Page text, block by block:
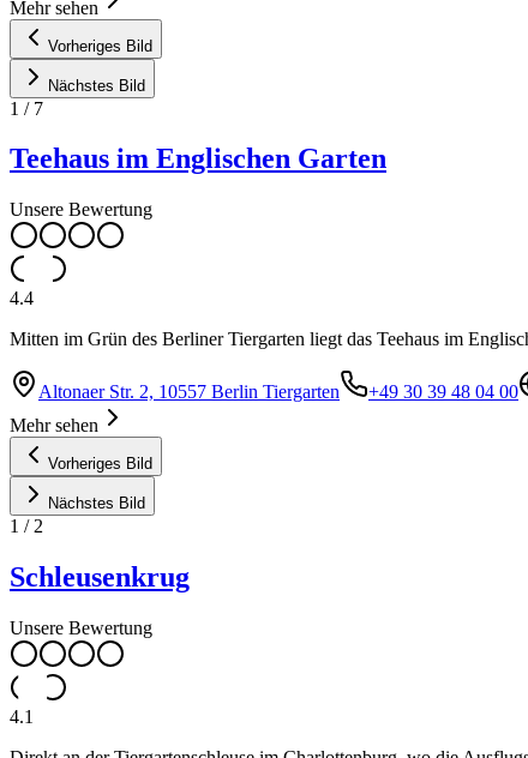
Mehr sehen
Vorheriges Bild
Nächstes Bild
1 / 7
Teehaus im Englischen Garten
Unsere Bewertung
4.4
Mitten im Grün des Berliner Tiergarten liegt das Teehaus im
Altonaer Str. 2, 10557 Berlin Tiergarten +49 30 39 48 04 00
Mehr sehen
Vorheriges Bild
Nächstes Bild
1 / 2
Schleusenkrug
Unsere Bewertung
4.1